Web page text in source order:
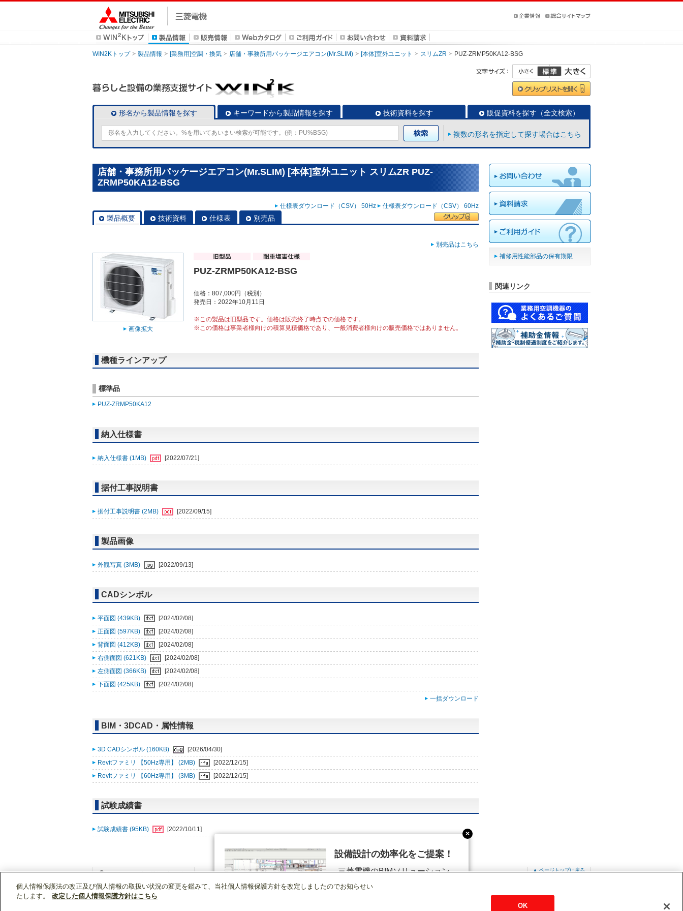
WIN2Kトップ 製品情報 [業務用]空調・換気 店舗・事務所用パッケージエアコン(Mr.SLIM) [本体]室外ユニット スリムZR PUZ-ZRMP50KA12-BSG
形名から製品情報を探す キーワードから製品情報を探す 技術資料を探す 販促資料を探す（全文検索）
複数の形名を指定して探す場合はこちら
店舗・事務所用パッケージエアコン(Mr.SLIM) [本体]室外ユニット スリムZR PUZ-
ZRMP50KA12-BSG
仕様表ダウンロード（CSV） 50Hz 仕様表ダウンロード（CSV） 60Hz
製品概要 技術資料 仕様表 別売品
別売品はこちら
画像拡大
PUZ-ZRMP50KA12-BSG
価格：807,000円（税別）
発売日：2022年10月11日
※この製品は旧型品です。価格は販売終了時点での価格です。
※この価格は事業者様向けの積算見積価格であり、一般消費者様向けの販売価格ではありません。
機種ラインアップ
標準品
PUZ-ZRMP50KA12
納入仕様書
納入仕様書 (1MB) [2022/07/21]
据付工事説明書
据付工事説明書 (2MB) [2022/09/15]
製品画像
外観写真 (3MB) [2022/09/13]
CADシンボル
平面図 (439KB)
[2024/02/08]
正面図 (597KB)
[2024/02/08]
背面図 (412KB)
[2024/02/08]
右側面図 (621KB)
[2024/02/08]
左側面図 (366KB)
[2024/02/08]
下面図 (425KB)
[2024/02/08]
一括ダウンロード
BIM・3DCAD・属性情報
3D CADシンボル (160KB)
[2026/04/30]
Revitファミリ 【50Hz専用】 (2MB)
[2022/12/15]
Revitファミリ 【60Hz専用】 (3MB)
[2022/12/15]
試験成績書
試験成績書 (95KB) [2022/10/11]
補修用性能部品の保有期限
関連リンク
▲ ページトップに戻る
WIN2Kトップ 製品情報 PUZ-ZRMP50KA12-BSG
設備設計の効率化をご提案！
三菱電機のBIMソリューション
（空調.換気.照明）
個人情報保護法の改正及び個人情報の取扱い状況の変更を鑑みて、当社個人情報保護方針を改定しましたのでお知らせい
たします。
改定した個人情報保護方針はこちら
OK